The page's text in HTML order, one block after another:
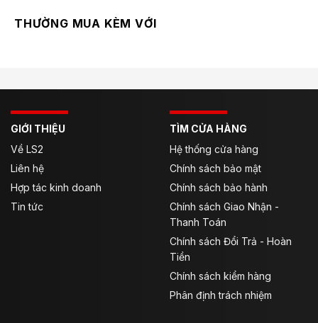
cho người dùng nhờ chất liệu Polycarbonate chịu lực
THƯỜNG MUA KÈM VỚI
GIỚI THIỆU
Về LS2
Liên hệ
Hợp tác kinh doanh
Tin tức
TÌM CỬA HÀNG
Hệ thống cửa hàng
Chính sách bảo mật
Chính sách bảo hành
Chính sách Giao Nhận -
Thanh Toán
Chính sách Đổi Trả - Hoàn
Tiền
Chính sách kiểm hàng
Phân định trách nhiệm